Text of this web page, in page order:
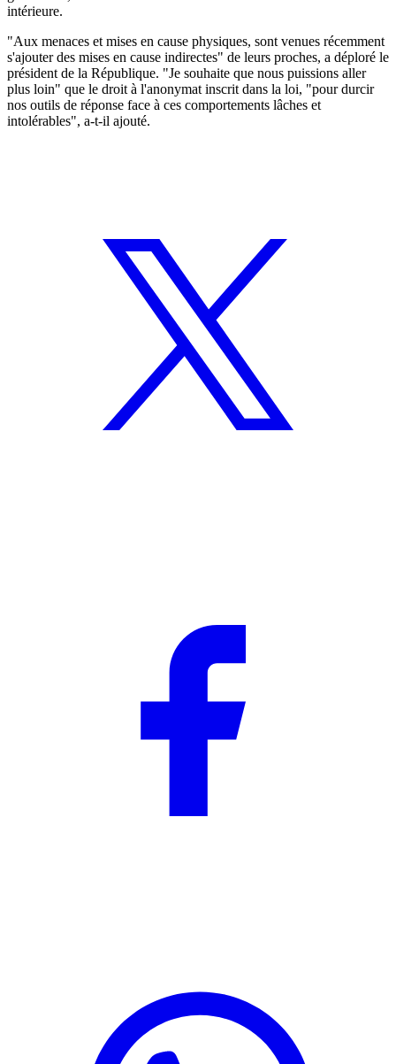
intérieure.
"Aux menaces et mises en cause physiques, sont venues récemment
s'ajouter des mises en cause indirectes" de leurs proches, a déploré le
président de la République. "Je souhaite que nous puissions aller
plus loin" que le droit à l'anonymat inscrit dans la loi, "pour durcir
nos outils de réponse face à ces comportements lâches et
intolérables", a-t-il ajouté.